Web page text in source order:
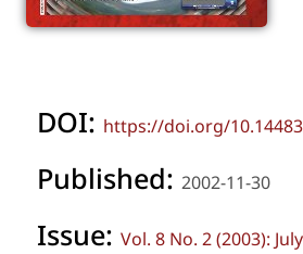
DOI: https://doi.org/
Published: 2002-11-30
Issue: Vol. 8 No. 2 (2003):